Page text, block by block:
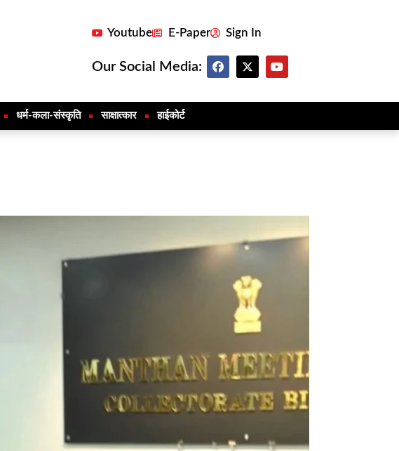
Youtube E-Paper Sign In
Our Social Media:
धर्म-कला-संस्कृति साक्षात्कार हाईकोर्ट